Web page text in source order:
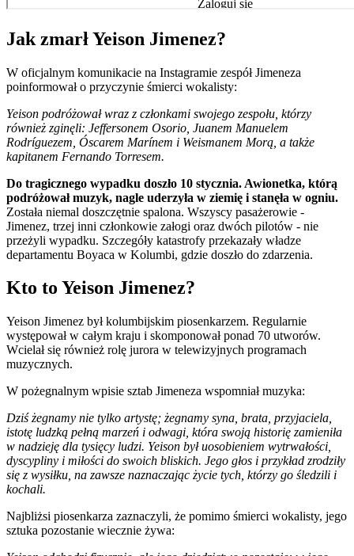
Jak zmarł Yeison Jimenez?
W oficjalnym komunikacie na Instagramie zespół Jimeneza
poinformował o przyczynie śmierci wokalisty:
Yeison podróżował wraz z członkami swojego zespołu, którzy
również zginęli: Jeffersonem Osorio, Juanem Manuelem
Rodríguezem, Óscarem Marínem i Weismanem Morą, a także
kapitanem Fernando Torresem.
Do tragicznego wypadku doszło 10 stycznia. Awionetka, którą
podróżował muzyk, nagle uderzyła w ziemię i stanęła w ogniu.
Została niemal doszczętnie spalona. Wszyscy pasażerowie -
Jimenez, trzej inni członkowie załogi oraz dwóch pilotów - nie
przeżyli wypadku. Szczegóły katastrofy przekazały władze
departamentu Boyaca w Kolumbi, gdzie doszło do zdarzenia.
Kto to Yeison Jimenez?
Yeison Jimenez był kolumbijskim piosenkarzem. Regularnie
występował w całym kraju i skomponował ponad 70 utworów.
Wcielał się również rolę jurora w telewizyjnych programach
muzycznych.
W pożegnalnym wpisie sztab Jimeneza wspomniał muzyka:
Dziś żegnamy nie tylko artystę; żegnamy syna, brata, przyjaciela,
istotę ludzką pełną marzeń i odwagi, która swoją historię zamieniła
w nadzieję dla tysięcy ludzi. Yeison był uosobieniem wytrwałości,
dyscypliny i miłości do swoich bliskich. Jego głos i przykład zrodziły
się z wysiłku, na zawsze naznaczając życie tych, którzy go śledzili i
kochali.
Najbliżsi piosenkarza zaznaczyli, że pomimo śmierci wokalisty, jego
sztuka pozostanie wiecznie żywa: